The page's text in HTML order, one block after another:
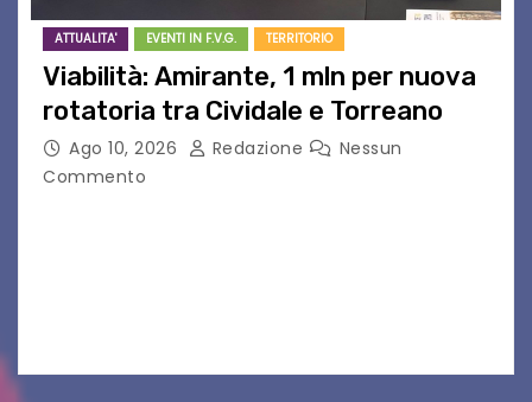
ATTUALITA' EVENTI IN F.V.G. TERRITORIO
Viabilità: Amirante, 1 mln per nuova
rotatoria tra Cividale e Torreano
Ago 10, 2026 Redazione
Nessun
Commento